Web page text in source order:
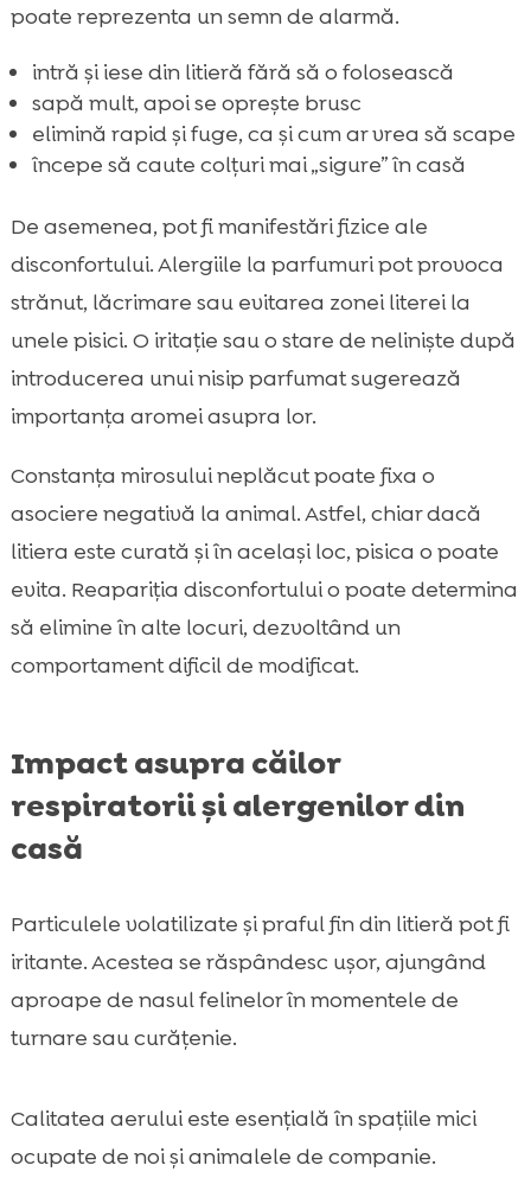
poate reprezenta un semn de alarmă.
intră și iese din litieră fără să o folosească
sapă mult, apoi se oprește brusc
elimină rapid și fuge, ca și cum ar vrea să scape
începe să caute colțuri mai „sigure” în casă
De asemenea, pot fi manifestări fizice ale
disconfortului. Alergiile la parfumuri pot provoca
strănut, lăcrimare sau evitarea zonei literei la
unele pisici. O iritație sau o stare de neliniște după
introducerea unui nisip parfumat sugerează
importanța aromei asupra lor.
Constanța mirosului neplăcut poate fixa o
asociere negativă la animal. Astfel, chiar dacă
litiera este curată și în același loc, pisica o poate
evita. Reapariția disconfortului o poate determina
să elimine în alte locuri, dezvoltând un
comportament dificil de modificat.
Impact asupra căilor
respiratorii și alergenilor din
casă
Particulele volatilizate și praful fin din litieră pot fi
iritante. Acestea se răspândesc ușor, ajungând
aproape de nasul felinelor în momentele de
turnare sau curățenie.
Calitatea aerului este esențială în spațiile mici
ocupate de noi și animalele de companie.